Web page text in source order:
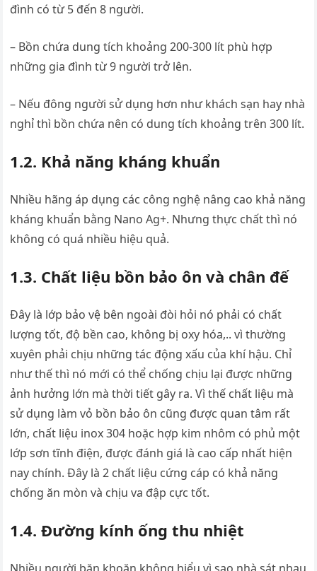
đình có từ 5 đến 8 người.
– Bồn chứa dung tích khoảng 200-300 lít phù hợp
những gia đình từ 9 người trở lên.
– Nếu đông người sử dụng hơn như khách sạn hay nhà
nghỉ thì bồn chứa nên có dung tích khoảng trên 300 lít.
1.2. Khả năng kháng khuẩn
Nhiều hãng áp dụng các công nghệ nâng cao khả năng
kháng khuẩn bằng Nano Ag+. Nhưng thực chất thì nó
không có quá nhiều hiệu quả.
1.3. Chất liệu bồn bảo ôn và chân đế
Đây là lớp bảo vệ bên ngoài đòi hỏi nó phải có chất
lượng tốt, độ bền cao, không bị oxy hóa,.. vì thường
xuyên phải chịu những tác động xấu của khí hậu. Chỉ
như thế thì nó mới có thể chống chịu lại được những
ảnh hưởng lớn mà thời tiết gây ra. Vì thế chất liệu mà
sử dụng làm vỏ bồn bảo ôn cũng được quan tâm rất
lớn, chất liệu inox 304 hoặc hợp kim nhôm có phủ một
lớp sơn tĩnh điện, được đánh giá là cao cấp nhất hiện
nay chính. Đây là 2 chất liệu cứng cáp có khả năng
chống ăn mòn và chịu va đập cực tốt.
1.4. Đường kính ống thu nhiệt